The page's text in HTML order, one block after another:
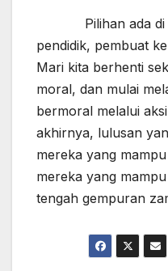
Pilihan ada di
pendidik, pembuat
Mari kita berhenti
moral, dan mulai
bermoral melalui
akhirnya, lulusan
mereka yang
mereka yang
tengah gempuran